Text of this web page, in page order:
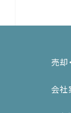
売却
会社